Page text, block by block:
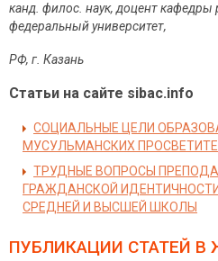
канд. филос. наук, доцент кафедры
федеральный университет,
РФ, г. Казань
Статьи на сайте sibac.info
СОЦИАЛЬНЫЕ ЦЕЛИ
МУСУЛЬМАНСКИХ
ТРУДНЫЕ ВОПРОСЫ
ГРАЖДАНСКОЙ
СРЕДНЕЙ И ВЫСШЕЙ ШКОЛЫ
ПУБЛИКАЦИИ СТАТЕЙ В